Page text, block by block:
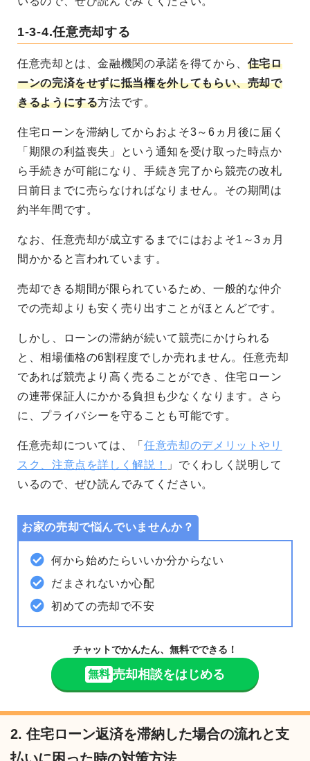
1-3-4.任意売却する
任意売却とは、金融機関の承諾を得てから、 住宅ロ
ーンの完済をせずに抵当権を外してもらい、売却で
きるようにする方法です。
住宅ローンを滞納してからおよそ3～6ヵ月後に届く
「期限の利益喪失」という通知を受け取った時点か
ら手続きが可能になり、手続き完了から競売の改札
日前日までに売らなければなりません。その期間は
約半年間です。
なお、任意売却が成立するまでにはおよそ1～3ヵ月
間かかると言われています。
売却できる期間が限られているため、一般的な仲介
での売却よりも安く売り出すことがほとんどです。
しかし、ローンの滞納が続いて競売にかけられる
と、相場価格の6割程度でしか売れません。任意売却
であれば競売より高く売ることができ、住宅ローン
の連帯保証人にかかる負担も少なくなります。さら
に、プライバシーを守ることも可能です。
任意売却については、「任意売却のデメリットやリ
スク、注意点を詳しく解説！
」でくわしく説明して
いるので、ぜひ読んでみてください。
お家の売却で悩んでいませんか？
何から始めたらいいか分からない
だまされないか心配
初めての売却で不安
チャットでかんたん、無料でできる！
無料 売却相談をはじめる
2. 住宅ローン返済を滞納した場合の流れと支